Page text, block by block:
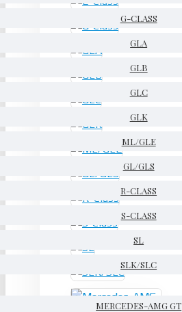
G-CLASS
GLA
GLB
GLC
GLK
ML/GLE
GL/GLS
R-CLASS
S-CLASS
SL
SLK/SLC
MERCEDES-AMG GT